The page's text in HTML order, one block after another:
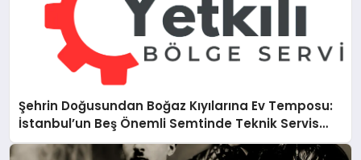
Şehrin Doğusundan Boğaz Kıyılarına Ev Temposu:
İstanbul’un Beş Önemli Semtinde Teknik Servis
Deneyimi